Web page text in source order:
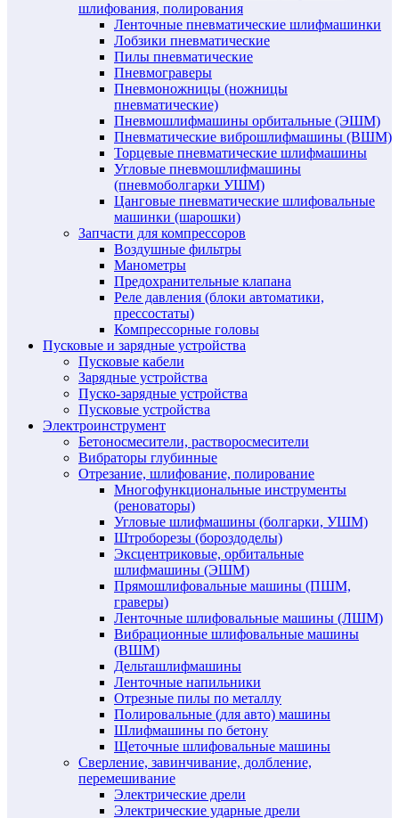
шлифования, полирования
Ленточные пневматические шлифмашинки
Лобзики пневматические
Пилы пневматические
Пневмограверы
Пневмоножницы (ножницы
пневматические)
Пневмошлифмашины орбитальные (ЭШМ)
Пневматические виброшлифмашины (ВШМ)
Торцевые пневматические шлифмашины
Угловые пневмошлифмашины
(пневмоболгарки УШМ)
Цанговые пневматические шлифовальные
машинки (шарошки)
Запчасти для компрессоров
Воздушные фильтры
Манометры
Предохранительные клапана
Реле давления (блоки автоматики,
прессостаты)
Компрессорные головы
Пусковые и зарядные устройства
Пусковые кабели
Зарядные устройства
Пуско-зарядные устройства
Пусковые устройства
Электроинструмент
Бетоносмесители, растворосмесители
Вибраторы глубинные
Отрезание, шлифование, полирование
Многофункциональные инструменты
(реноваторы)
Угловые шлифмашины (болгарки, УШМ)
Штроборезы (бороздоделы)
Эксцентриковые, орбитальные
шлифмашины (ЭШМ)
Прямошлифовальные машины (ПШМ,
граверы)
Ленточные шлифовальные машины (ЛШМ)
Вибрационные шлифовальные машины
(ВШМ)
Дельташлифмашины
Ленточные напильники
Отрезные пилы по металлу
Полировальные (для авто) машины
Шлифмашины по бетону
Щеточные шлифовальные машины
Сверление, завинчивание, долбление,
перемешивание
Электрические дрели
Электрические ударные дрели